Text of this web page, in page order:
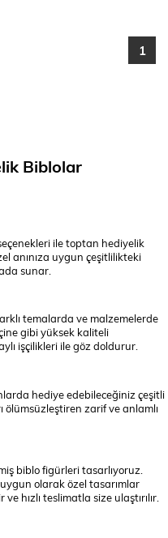
1
Biblolar
ile toptan hediyelik
anınıza uygun çeşitlilikteki
sunar.
temalarda ve malzemelerde
gibi yüksek kaliteli
işçilikleri ile göz doldurur.
hediye edebileceğiniz çeşitli
ölümsüzleştiren zarif ve anlamlı
biblo figürleri tasarlıyoruz.
olarak özel tasarımlar
hızlı teslimatla size ulaştırılır.